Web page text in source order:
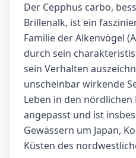
Der Cepphus carbo,
Brillenalk, ist ein
Familie der Alkenvögel
durch sein
sein Verhalten
unscheinbar wirkende
Leben in den
angepasst und ist
Gewässern um Japan,
Küsten des